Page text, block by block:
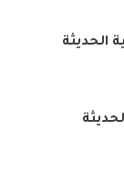
الحديثة